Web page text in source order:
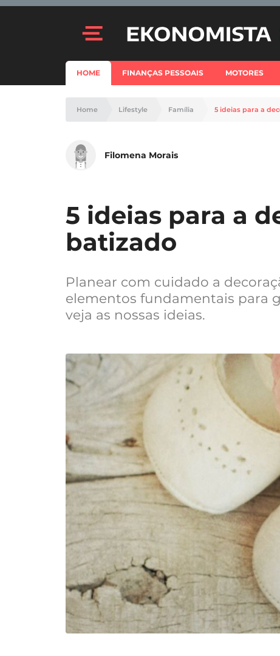
HOME FINANÇAS PESSOAIS MOTORES
Home Lifestyle Família 5 ideias para a
Filomena Morais
5 ideias para a
batizado
Planear com cuidado a
elementos fundamentais para
veja as nossas ideias.